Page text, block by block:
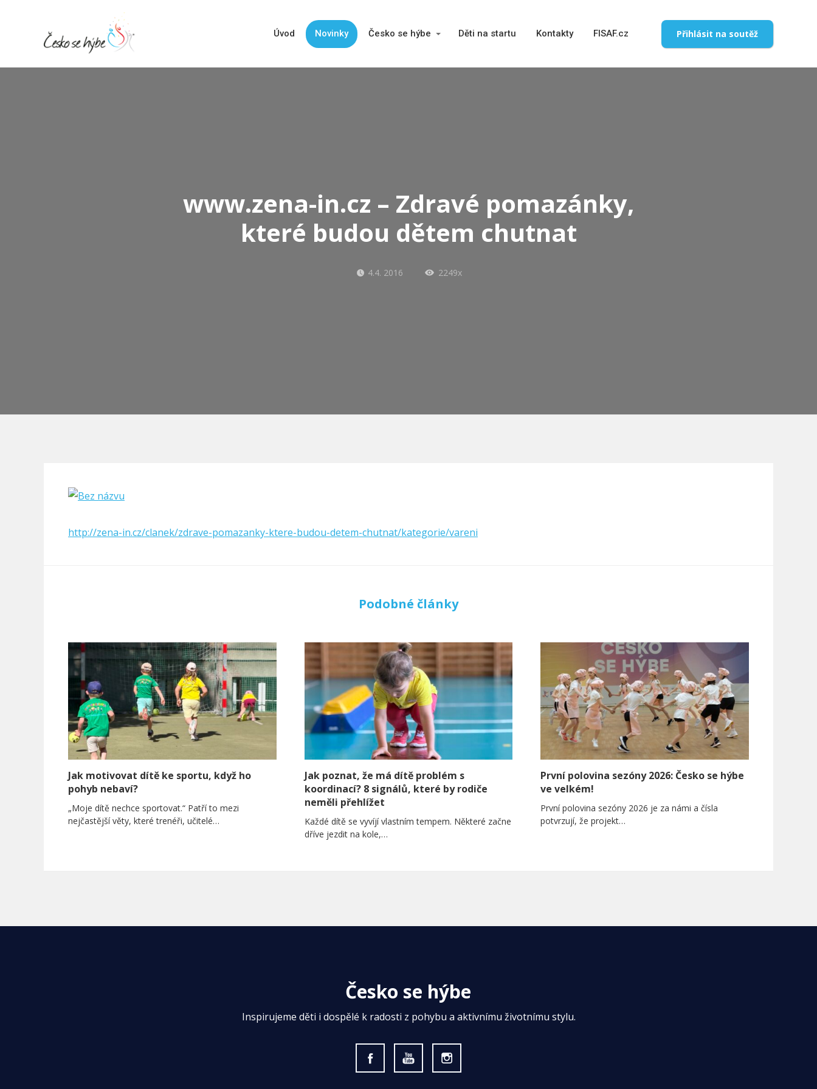
Úvod Novinky Česko se hýbe Děti na startu Kontakty FISAF.cz Přihlásit na soutěž
www.zena-in.cz – Zdravé pomazánky,
které budou dětem chutnat
4.4. 2016 2249x
http://zena-in.cz/clanek/zdrave-pomazanky-ktere-budou-detem-chutnat/kategorie/vareni
Podobné články
Jak motivovat dítě ke sportu, když ho
pohyb nebaví?
„Moje dítě nechce sportovat.“ Patří to mezi
nejčastější věty, které trenéři, učitelé…
Jak poznat, že má dítě problém s
koordinací? 8 signálů, které by rodiče
neměli přehlížet
Každé dítě se vyvíjí vlastním tempem. Některé začne
dříve jezdit na kole,…
První polovina sezóny 2026: Česko se hýbe
ve velkém!
První polovina sezóny 2026 je za námi a čísla
potvrzují, že projekt…
Česko se hýbe
Inspirujeme děti i dospělé k radosti z pohybu a aktivnímu životnímu stylu.